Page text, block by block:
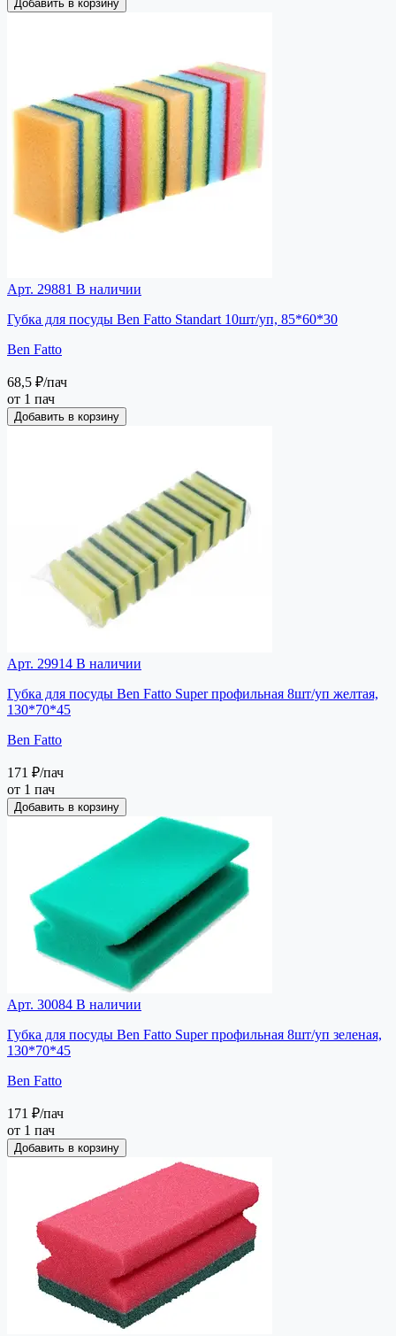
Добавить в корзину
Арт. 29881 В наличии
Губка для посуды Ben Fatto Standart 10шт/уп, 85*60*30
Ben Fatto
68,5 ₽/пач
от 1 пач
Добавить в корзину
Арт. 29914 В наличии
Губка для посуды Ben Fatto Super профильная 8шт/уп желтая,
130*70*45
Ben Fatto
171 ₽/пач
от 1 пач
Добавить в корзину
Арт. 30084 В наличии
Губка для посуды Ben Fatto Super профильная 8шт/уп зеленая,
130*70*45
Ben Fatto
171 ₽/пач
от 1 пач
Добавить в корзину